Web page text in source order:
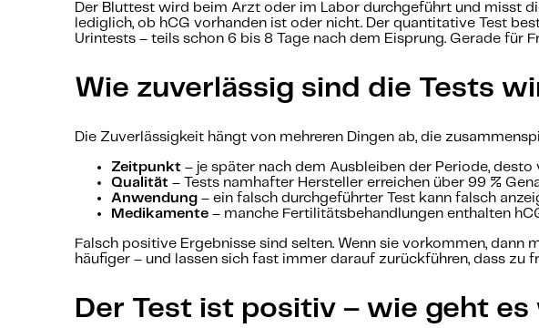
Der Bluttest wird beim Arzt oder im Labor durchgeführt und misst
lediglich, ob hCG vorhanden ist oder nicht. Der quantitative Test
Urintests – teils schon 6 bis 8 Tage nach dem Eisprung. Gerade
Wie zuverlässig sind die Tests
Die Zuverlässigkeit hängt von mehreren Dingen ab, die
Zeitpunkt – je später nach dem Ausbleiben der Periode,
Qualität – Tests namhafter Hersteller erreichen über 99 %
Anwendung – ein falsch durchgeführter Test kann falsch
Medikamente – manche Fertilitätsbehandlungen enthalten
Falsch positive Ergebnisse sind selten. Wenn sie vorkommen,
häufiger – und lassen sich fast immer darauf zurückführen, dass zu
Der Test ist positiv – wie geht